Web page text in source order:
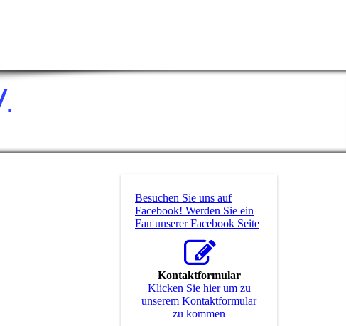
Besuchen Sie uns auf
Facebook! Werden Sie ein
Fan unserer Facebook Seite
Kontaktformular
Klicken Sie hier um zu
unserem Kon­takt­for­mu­lar
zu kommen